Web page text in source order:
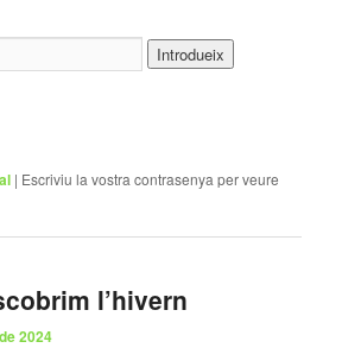
| Escriviu la vostra contrasenya per veure
l’hivern
2024